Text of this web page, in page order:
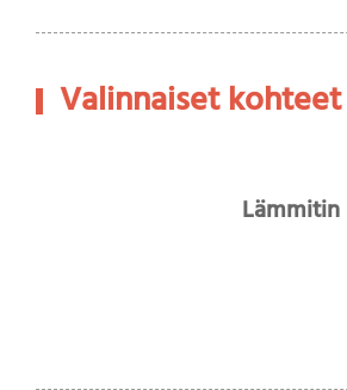
Valinnaiset kohteet
Lämmitin